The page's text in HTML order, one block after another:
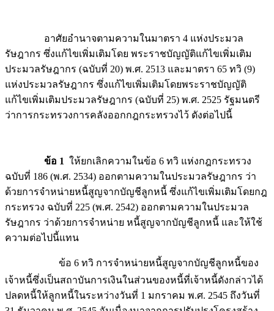
อาศัยอำนาจตามความในมาตรา 4 แห่งประมวล
รัษฎากร ซึ่งแก้ไขเพิ่มเติมโดย พระราชบัญญัติแก้ไขเพิ่มเติม
ประมวลรัษฎากร (ฉบับที่ 20) พ.ศ. 2513 และมาตรา 65 ทวิ (9)
แห่งประมวลรัษฎากร ซึ่งแก้ไขเพิ่มเติมโดยพระราชบัญญัติ
แก้ไขเพิ่มเติมประมวลรัษฎากร (ฉบับที่ 25) พ.ศ. 2525 รัฐมนตรี
ว่าการกระทรวงการคลังออกกฎกระทรวงไว้ ดังต่อไปนี้
ข้อ 1 ให้ยกเลิกความในข้อ 6 ทวิ แห่งกฎกระทรวง
ฉบับที่ 186 (พ.ศ. 2534) ออกตามความในประมวลรัษฎากร ว่า
ด้วยการจำหน่ายหนี้สูญจากบัญชีลูกหนี้ ซึ่งแก้ไขเพิ่มเติมโดยกฎ
กระทรวง ฉบับที่ 225 (พ.ศ. 2542) ออกตามความในประมวล
รัษฎากร ว่าด้วยการจำหน่าย หนี้สูญจากบัญชีลูกหนี้ และให้ใช้
ความต่อไปนี้แทน
ข้อ 6 ทวิ การจำหน่ายหนี้สูญจากบัญชีลูกหนี้ของ
เจ้าหนี้ซึ่งเป็นสถาบันการเงินในส่วนของหนี้ที่เจ้าหนี้ดังกล่าวได้
ปลดหนี้ให้ลูกหนี้ในระหว่างวันที่ 1 มกราคม พ.ศ. 2545 ถึงวันที่